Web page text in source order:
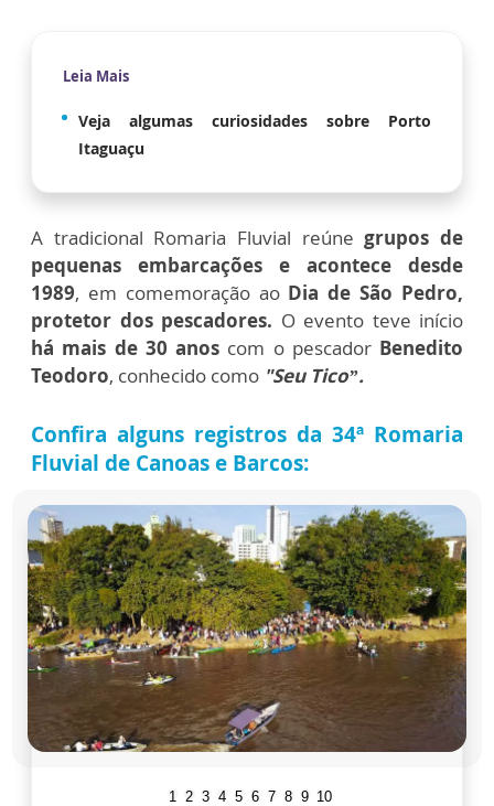
Leia Mais
Veja algumas curiosidades sobre Porto
Itaguaçu
A tradicional Romaria Fluvial reúnegrupos de
pequenas embarcações e acontece desde
1989, em comemoração ao Dia de São Pedro,
protetor dos pescadores. O evento teve início
há mais de 30 anos com o pescadorBenedito
Teodoro, conhecido como "Seu Tico”.
Confira alguns registros da 34ª Romaria
Fluvial de Canoas e Barcos:
1 2 3 4 5 6 7 8 9 10